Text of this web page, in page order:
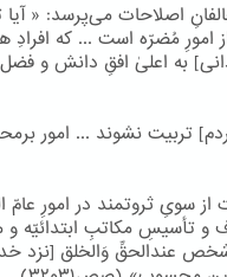
اصلاحات می‌پرسد: « آیا
امورِ مُضرّه است ... که افرادِ
به اعلیٰ افقِ دانش و
تربیت نشوند ... امور
سویِ ثروتمند در امورِ عامّ
و تأسیسِ مکاتبِ ابتدائیّه
عندالحقِّ وَالخلق [نزد